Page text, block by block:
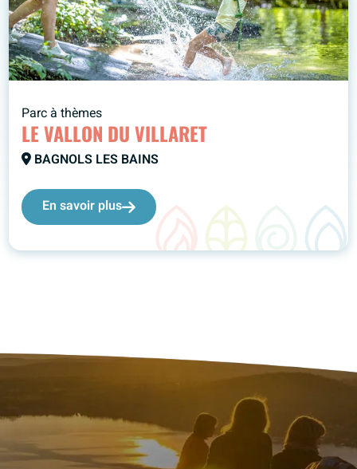
Parc à thèmes
LE VALLON DU VILLARET
BAGNOLS LES BAINS
En savoir plus